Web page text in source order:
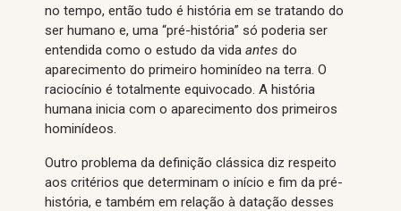
no tempo, então tudo é história em se tratando do
ser humano e, uma “pré-história” só poderia ser
entendida como o estudo da vida antes do
aparecimento do primeiro hominídeo na terra. O
raciocínio é totalmente equivocado. A história
humana inicia com o aparecimento dos primeiros
hominídeos.
Outro problema da definição clássica diz respeito
aos critérios que determinam o início e fim da pré-
história, e também em relação à datação desses